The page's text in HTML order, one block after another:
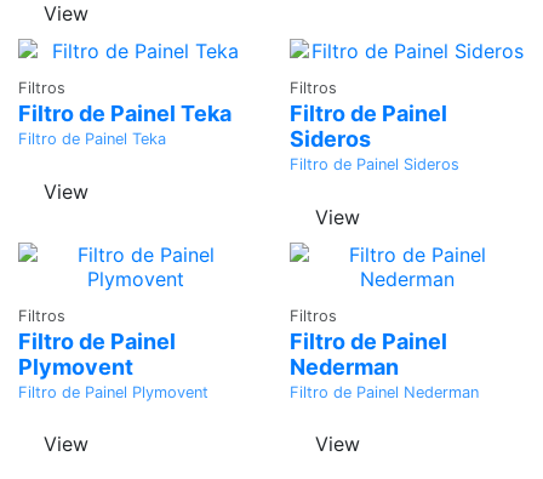
View
Filtros
Filtro de Painel Teka
Filtro de Painel Teka
View
Filtros
Filtro de Painel
Sideros
Filtro de Painel Sideros
View
Adicionar
Filtros
Filtro de Painel
Plymovent
Filtro de Painel Plymovent
View
Filtros
Filtro de Painel
Nederman
Filtro de Painel Nederman
View